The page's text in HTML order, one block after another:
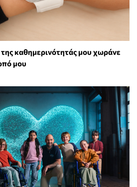
καθημερινότητάς μου χωράνε
μου